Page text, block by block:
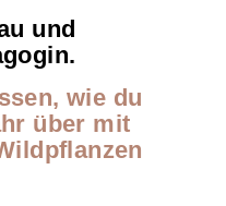
und
wie du
über mit